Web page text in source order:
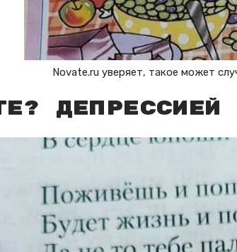
Novate.ru уверяет, такое может
Депрессией